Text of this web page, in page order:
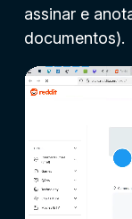
assinar e
documentos).